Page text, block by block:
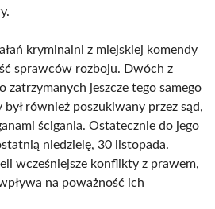
kryminalni z miejskiej komendy
sprawców rozboju. Dwóch z
zatrzymanych jeszcze tego samego
również poszukiwany przez sąd,
ścigania. Ostatecznie do jego
niedzielę, 30 listopada.
wcześniejsze konflikty z prawem,
na poważność ich